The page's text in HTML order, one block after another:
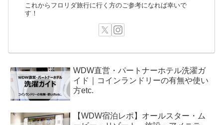
これからフロリダ旅行に行く方のご参考になれば幸いで
す！
WDW直営・パートナーホテル洗濯ガ
イド｜コインランドリーの有無や使い
方etc.
【WDW宿泊レポ】オールスター・ム